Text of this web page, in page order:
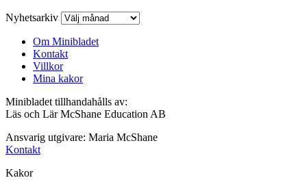
Nyhetsarkiv
Om Minibladet
Kontakt
Villkor
Mina kakor
Minibladet tillhandahålls av:
Läs och Lär McShane Education AB
Ansvarig utgivare: Maria McShane
Kontakt
Kakor